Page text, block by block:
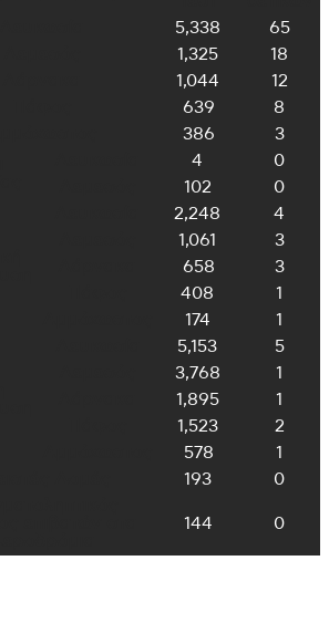
5,338
65
1,325
18
1,044
12
639
8
386
3
4
0
102 0
2,248
4
1,061
3
658
3
408
1
174 1
5,153
5
3,768
1
1,895
1
1,523
2
578
1
193
0
144 0